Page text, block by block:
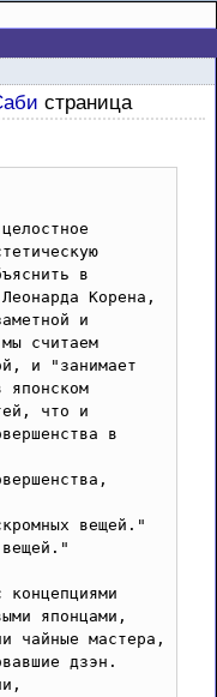
страница
в
Корена,
и
считаем
и "занимает
японском
что и
в
вещей."
японцами,
чайные мастера,
дзэн.